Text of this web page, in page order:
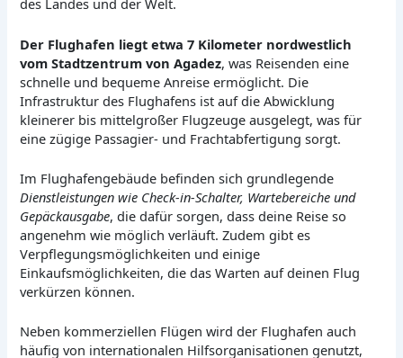
des Landes und der Welt.
Der Flughafen liegt etwa 7 Kilometer nordwestlich
vom Stadtzentrum von Agadez, was Reisenden eine
schnelle und bequeme Anreise ermöglicht. Die
Infrastruktur des Flughafens ist auf die Abwicklung
kleinerer bis mittelgroßer Flugzeuge ausgelegt, was für
eine zügige Passagier- und Frachtabfertigung sorgt.
Im Flughafengebäude befinden sich grundlegende
Dienstleistungen wie Check-in-Schalter, Wartebereiche und
Gepäckausgabe, die dafür sorgen, dass deine Reise so
angenehm wie möglich verläuft. Zudem gibt es
Verpflegungsmöglichkeiten und einige
Einkaufsmöglichkeiten, die das Warten auf deinen Flug
verkürzen können.
Neben kommerziellen Flügen wird der Flughafen auch
häufig von internationalen Hilfsorganisationen genutzt,